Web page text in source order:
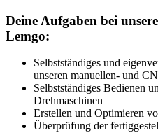
Deine Aufgaben bei
Lemgo:
Selbstständiges und
unseren manuellen- und
Selbstständiges Bedienen
Drehmaschinen
Erstellen und Optimieren
Überprüfung der